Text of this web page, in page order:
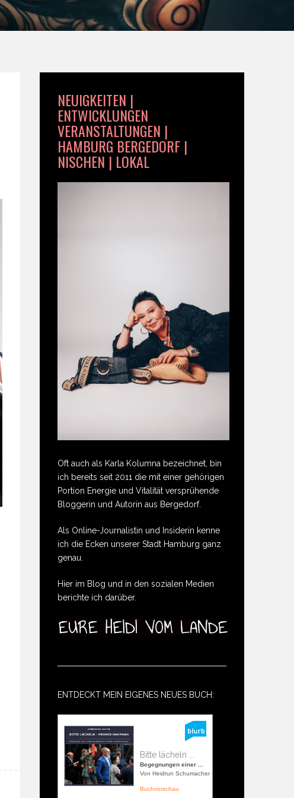
NEUIGKEITEN |
ENTWICKLUNGEN
VERANSTALTUNGEN |
HAMBURG BERGEDORF |
NISCHEN | LOKAL
Oft auch als Karla Kolumna bezeichnet, bin
ich bereits seit 2011 die mit einer gehörigen
Portion Energie und Vitalität versprühende
Bloggerin und Autorin aus Bergedorf.
Als Online-Journalistin und Insiderin kenne
ich die Ecken unserer Stadt Hamburg ganz
genau.
Hier im Blog und in den sozialen Medien
berichte ich darüber.
ENTDECKT MEIN EIGENES NEUES BUCH:
Bitte lächeln ...
Begegnungen einer ...
Von Heidrun Schumacher
Buchvorschau